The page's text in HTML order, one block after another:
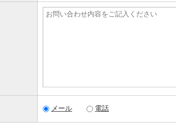
メール 電話